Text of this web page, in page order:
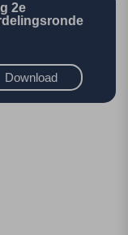
2e
Download